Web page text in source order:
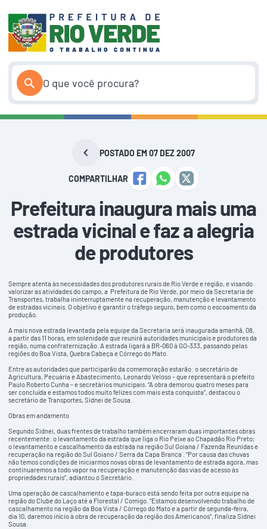
conteúdo
POSTADO EM 07 DEZ 2007
COMPARTILHAR
Prefeitura inaugura mais uma
estrada vicinal e faz a alegria
de produtores
Sempre atenta às necessidades dos produtores rurais de Rio Verde e região, e visando
valorizar as atividades do campo, a Prefeitura de Rio Verde, por meio da Secretaria de
Transportes, trabalha ininterruptamente na recuperação, manutenção e levantamento
de estradas vicinais. O objetivo é garantir o tráfego seguro, bem como o escoamento da
produção.
A mais nova estrada levantada pela equipe da Secretaria será inaugurada amanhã, 08,
a partir das 11 horas, em solenidade que reunirá autoridades municipais e produtores da
região, numa confraternização. A estrada ligará a BR-060 à GO-333, passando pelas
regiões do Boa Vista, Quebra Cabeça e Córrego do Mato.
Entre as autoridades que participarão da comemoração estarão: o secretário de
Agricultura, Pecuária e Abastecimento, Leonardo Veloso – que representará o prefeito
Paulo Roberto Cunha – e secretários municipais. “A obra demorou quatro meses para
ser concluída e estamos todos muito felizes com mais esta conquista”, destacou o
secretário de Transportes, Sidnei de Sousa.
Obras em andamento
Segundo Sidnei, duas frentes de trabalho também encerraram duas importantes obras
recentemente: o levantamento da estrada que liga o Rio Peixe ao Chapadão Rio Preto;
o levantamento e cascalhamento da estrada na região Sul Goiana / Fazenda Reunidas e
recuperação na região do Sul Goiano / Serra da Capa Branca . “Por causa das chuvas
não temos condições de iniciarmos novas obras de levantamento de estrada agora, mas
continuaremos a todo vapor na recuperação e manutenção das vias de acesso às
propriedades rurais”, adiantou o Secretário.
Uma operação de cascalhamento e tapa-buraco está sendo feita por outra equipe na
região do Clube do Laço até a Florestal / Comigo. “Estamos desenvolvendo trabalho de
cascalhamento na região da Boa Vista / Córrego do Mato e a partir de segunda-feira,
dia 10, daremos início à obra de recuperação da região dos Americanos”, finaliza Sidnei
Sousa.